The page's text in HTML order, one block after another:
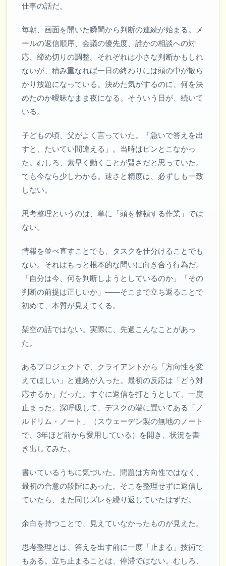
仕事の話だ。
毎朝、画面を開いた瞬間から判断の連続が始まる。メ
ールの返信順序、会議の優先度、誰かの相談への対
応、締め切りの調整。それぞれは小さな判断かもしれ
ないが、積み重なれば一日の終わりには頭の中が散ら
かり放題になっている。決めた気がするのに、何を決
めたのか曖昧なまま夜になる。そういう日が、続いて
いる。
子どもの頃、父がよく言っていた。「急いで答えを出
すと、たいてい間違える」。当時はピンとこなかっ
た。むしろ、素早く動くことが賢さだと思っていた。
でも今なら少しわかる。速さと精度は、必ずしも一致
しない。
思考整理というのは、単に「頭を整頓する作業」では
ない。
情報を並べ直すことでも、タスクを仕分けることでも
ない。それはもっと根本的な問いに向き合う行為だ。
「自分は今、何を判断しようとしているのか」「その
判断の前提は正しいか」——そこまで立ち返ることで
初めて、本質が見えてくる。
架空の話ではない。実際に、先週こんなことがあっ
た。
あるプロジェクトで、クライアントから「方向性を変
えてほしい」と連絡が入った。最初の反応は「どう対
応するか」だった。すぐに返信を打とうとして、一度
止まった。深呼吸して、デスクの端に置いてある「ノ
ルドリム・ノート」（スウェーデン製の無地のノート
で、3年ほど前から愛用している）を開き、状況を書
き出してみた。
書いているうちに気づいた。問題は方向性ではなく、
最初の合意の段階にあった。そこを整理せずに返信し
ていたら、また同じズレを繰り返していたはずだ。
余白を持つことで、見えていなかったものが見えた。
思考整理とは、答えを出す前に一度「止まる」技術で
もある。立ち止まることは、停滞ではない。むしろ、